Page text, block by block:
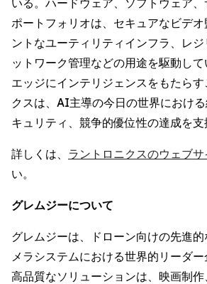
ポートフォリオは、セキュアなビデ
ントなユーティリティインフラ、レ
ットワーク管理などの用途を駆動し
エッジにインテリジェンスをもたら
クスは、AI主導の今日の世界におけ
キュリティ、競争的優位性の達成を支
詳しくは、 ラントロニクスのウェブサ
い。
グレムジーについて
グレムジーは、ドローン向けの先進
メラシステムにおける世界的リーダ
高品質なソリューションは、映画制